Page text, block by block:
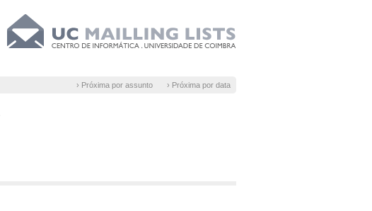
› Próxima por assunto › Próxima por data